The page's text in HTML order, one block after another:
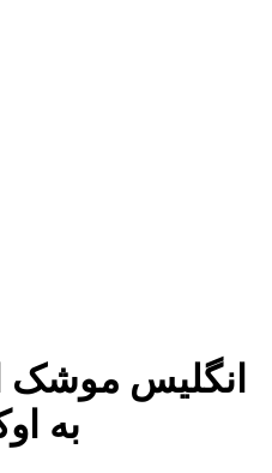
انگلیس موشک
به